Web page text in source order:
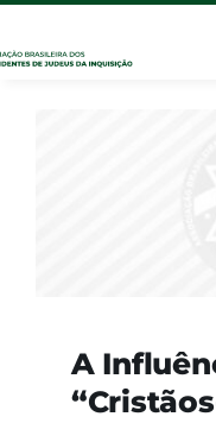
para
Acervo
A